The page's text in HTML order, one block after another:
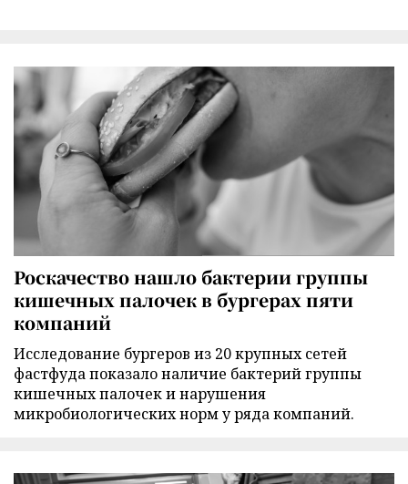
Роскачество нашло бактерии группы
кишечных палочек в бургерах пяти
компаний
Исследование бургеров из 20 крупных сетей
фастфуда показало наличие бактерий группы
кишечных палочек и нарушения
микробиологических норм у ряда компаний.